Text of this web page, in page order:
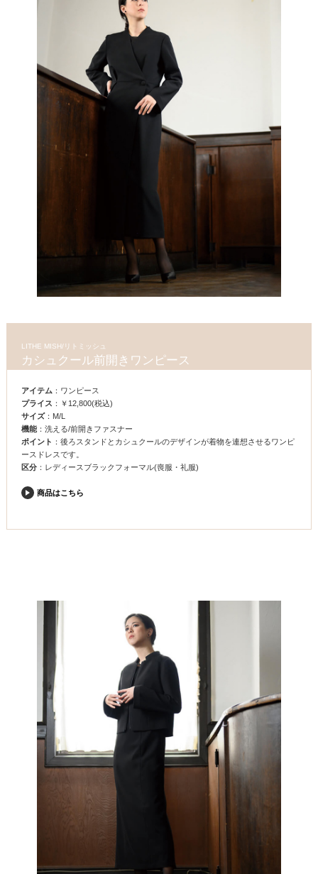
LITHE MISH/リトミッシュ
カシュクール前開きワンピース
アイテム ：ワンピース
プライス ：￥12,800(税込)
サイズ：M/L
機能：洗える/前開きファスナー
ポイント ：後ろスタンドとカシュクールのデザインが着物を連想させるワンピ
ースドレスです。
区分：レディースブラックフォーマル(喪服・礼服)
商品はこちら